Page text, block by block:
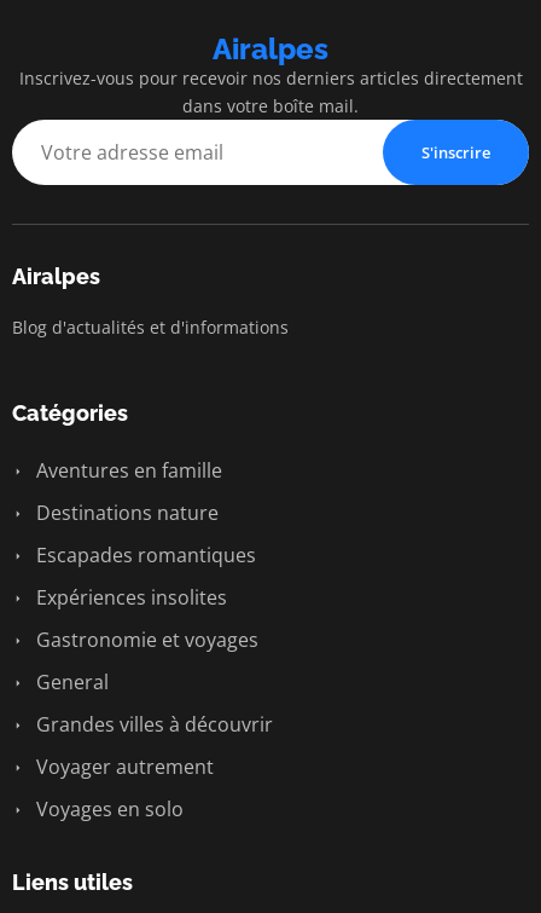
Airalpes
Inscrivez-vous pour recevoir nos derniers articles directement
dans votre boîte mail.
S'inscrire
Airalpes
Blog d'actualités et d'informations
Catégories
Aventures en famille
Destinations nature
Escapades romantiques
Expériences insolites
Gastronomie et voyages
General
Grandes villes à découvrir
Voyager autrement
Voyages en solo
Liens utiles